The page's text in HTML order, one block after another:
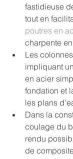
fastidieuse
tout en
poutres en
charpente
Les
impliquant
en acier
fondation et
les plans
Dans la
coulage du
rendu
de